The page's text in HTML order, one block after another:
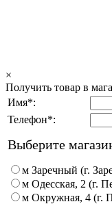
×
Получить товар в
Имя*:
Телефон*:
Выберите
м Заречный (г.
м Одесская, 2 (г.
м Окружная, 4 (г.